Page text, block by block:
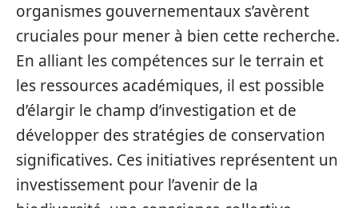
organismes gouvernementaux s’avèrent
cruciales pour mener à bien cette recherche.
En alliant les compétences sur le terrain et
les ressources académiques, il est possible
d’élargir le champ d’investigation et de
développer des stratégies de conservation
significatives. Ces initiatives représentent un
investissement pour l’avenir de la